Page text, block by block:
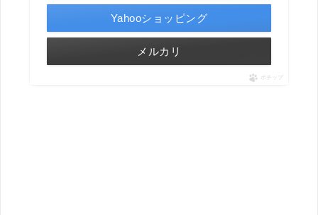
Yahooショッピング
メルカリ
ポチップ